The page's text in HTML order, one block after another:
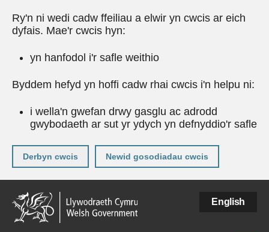
Ry'n ni wedi cadw ffeiliau a elwir yn cwcis ar eich
dyfais. Mae'r cwcis hyn:
yn hanfodol i'r safle weithio
Byddem hefyd yn hoffi cadw rhai cwcis i'n helpu ni:
i wella'n gwefan drwy gasglu ac adrodd
gwybodaeth ar sut yr ydych yn defnyddio'r safle
Derbyn cwcis Newid gosodiadau cwcis
Neidio
i'r
prif
gynnwy
English